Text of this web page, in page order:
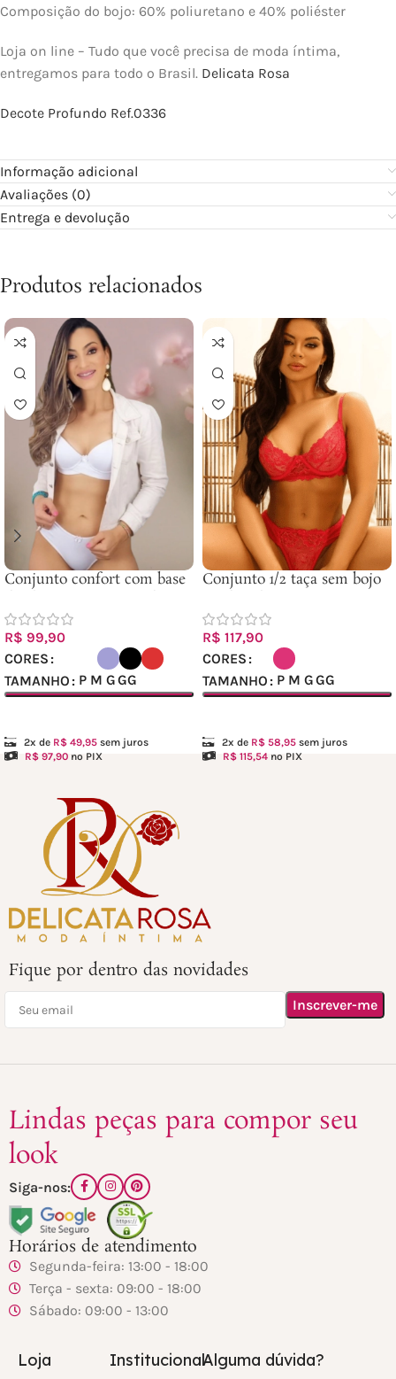
Composição do bojo: 60% poliuretano e 40% poliéster
Loja on line – Tudo que você precisa de moda íntima,
entregamos para todo o Brasil. Delicata Rosa
Decote Profundo Ref.0336
Informação adicional
Avaliações (0)
Entrega e devolução
Produtos relacionados
Conjunto confort com base
R$ 99,90
CORES
TAMANHO
P M GGG
2x de R$ 49,95 sem juros
R$ 97,90 no PIX
Conjunto 1/2 taça sem bojo
R$ 117,90
CORES
TAMANHO
P M GGG
2x de R$ 58,95 sem juros
R$ 115,54 no PIX
Fique por dentro das novidades
Lindas peças para compor seu
look
Siga-nos:
Horários de atendimento
Segunda-feira: 13:00 - 18:00
Terça - sexta: 09:00 - 18:00
Sábado: 09:00 - 13:00
Loja InstitucionalAlguma dúvida?